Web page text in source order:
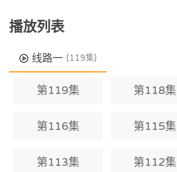
播放列表
线路一 (119集)
第119集 第118集
第116集 第115集
第113集 第112集